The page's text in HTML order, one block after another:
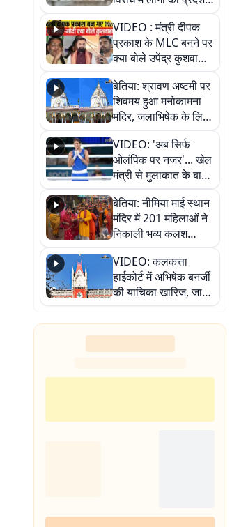
स्थायी समाधान की मांग
VIDEO : मंत्री दीपक
प्रकाश के MLC बनने पर
क्या बोले उपेंद्र कुशवाहा,
सुनिए
बेतिया: श्रावण अष्टमी पर
शिवमय हुआ मनोकामना
मंदिर, जलाभिषेक के लिए
लगी लंबी कतारें
VIDEO: 'अब सिर्फ
ओलंपिक पर नजर'... खेल
मंत्री से मुलाकात के बाद
जैसमीन लंबोरिया का बड़ा
बयान
बेतिया: नीमिया माई स्थान
मंदिर में 201 महिलाओं ने
निकाली भव्य कलश
शोभायात्रा, शिवलिंग
प्राण-प्रतिष्ठा महोत्सव
शुरू
VIDEO: कलकत्ता
हाईकोर्ट में अभिषेक बनर्जी
की याचिका खारिज, जानें
क्या है पूरा मामला